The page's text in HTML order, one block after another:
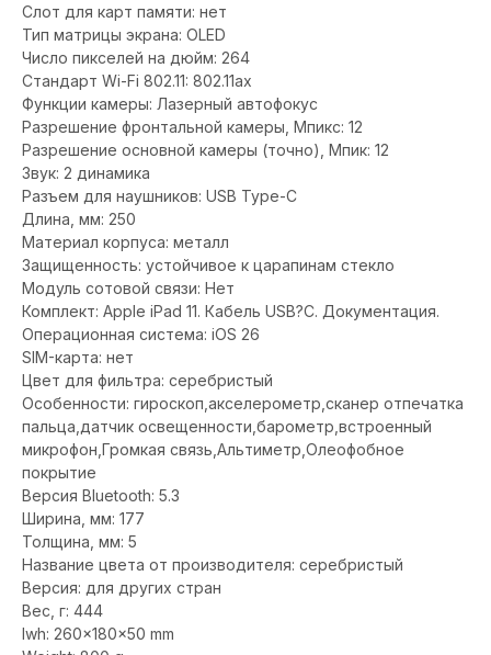
Слот для карт памяти: нет
Тип матрицы экрана: OLED
Число пикселей на дюйм: 264
Стандарт Wi-Fi 802.11: 802.11ax
Функции камеры: Лазерный автофокус
Разрешение фронтальной камеры, Мпикс: 12
Разрешение основной камеры (точно), Мпик: 12
Звук: 2 динамика
Разъем для наушников: USB Type-C
Длина, мм: 250
Материал корпуса: металл
Защищенность: устойчивое к царапинам стекло
Модуль сотовой связи: Нет
Комплект: Apple iPad 11. Кабель USB?С. Документация.
Операционная система: iOS 26
SIM-карта: нет
Цвет для фильтра: серебристый
Особенности: гироскоп,акселерометр,cканер отпечатка
пальца,датчик освещенности,барометр,встроенный
микрофон,Громкая связь,Альтиметр,Олеофобное
покрытие
Версия Bluetooth: 5.3
Ширина, мм: 177
Толщина, мм: 5
Название цвета от производителя: серебристый
Версия: для других стран
Вес, г: 444
lwh: 260x180x50 mm